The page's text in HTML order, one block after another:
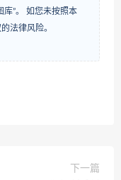
库”。 如您未按照本
法律风险。
下一篇